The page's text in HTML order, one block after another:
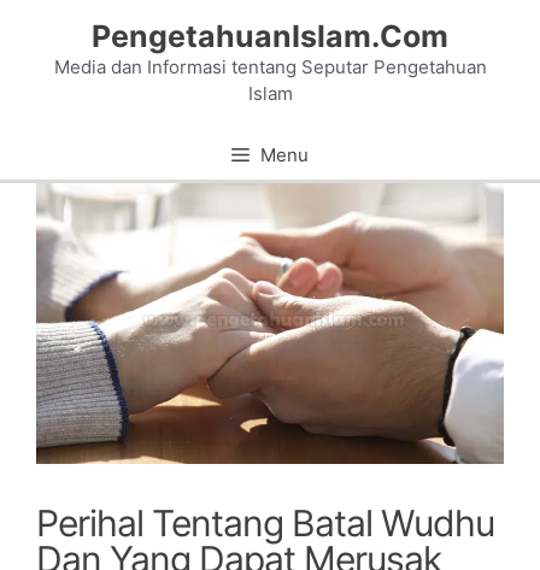
content
PengetahuanIslam.Com
Media dan Informasi tentang Seputar Pengetahuan
Islam
Menu
Perihal Tentang Batal Wudhu
Dan Yang Dapat Merusak